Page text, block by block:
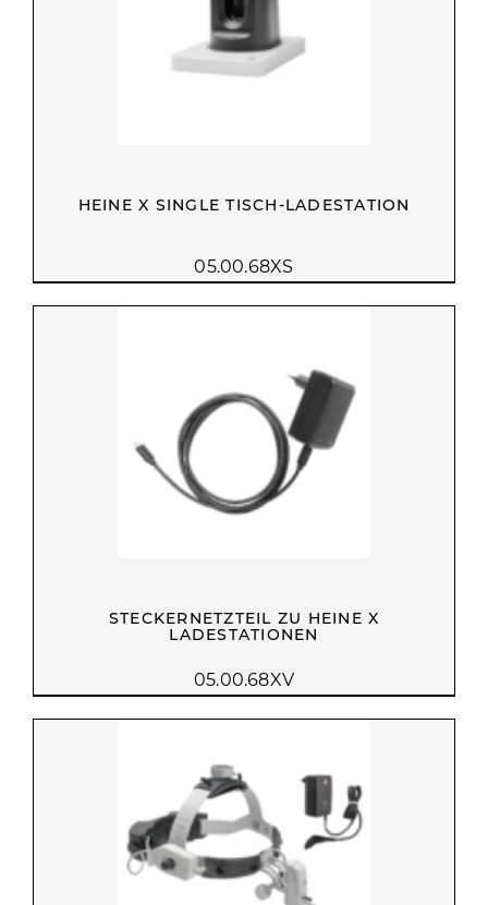
HEINE X SINGLE TISCH-LADESTATION
05.00.68XS
STECKERNETZTEIL ZU HEINE X
LADESTATIONEN
05.00.68XV